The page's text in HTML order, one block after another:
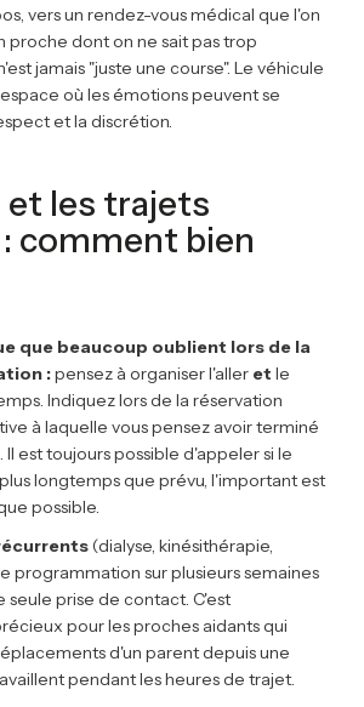
vers un rendez-vous médical que l'on
proche dont on ne sait pas trop
jamais "juste une course". Le véhicule
où les émotions peuvent se
et la discrétion.
et les trajets
comment bien
que beaucoup oublient lors de la
:pensez à organiser l'aller et le
Indiquez lors de la réservation
à laquelle vous pensez avoir terminé
est toujours possible d'appeler si le
longtemps que prévu, l'important est
possible.
(dialyse, kinésithérapie,
programmation sur plusieurs semaines
seule prise de contact. C'est
pour les proches aidants qui
d'un parent depuis une
pendant les heures de trajet.